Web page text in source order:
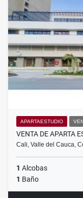
APARTAESTUDIO
VENTA DE APARTA
Cali, Valle del Cauca,
1 Alcobas
1 Baño